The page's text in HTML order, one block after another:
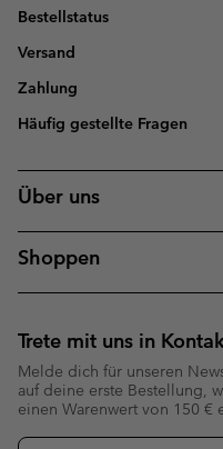
Bestellstatus
Versand
Zahlung
Häufig gestellte Fragen
Über uns
Shoppen
Trete mit uns in
Melde dich für unseren
auf deine erste Bestellung,
einen Warenwert von 150 €